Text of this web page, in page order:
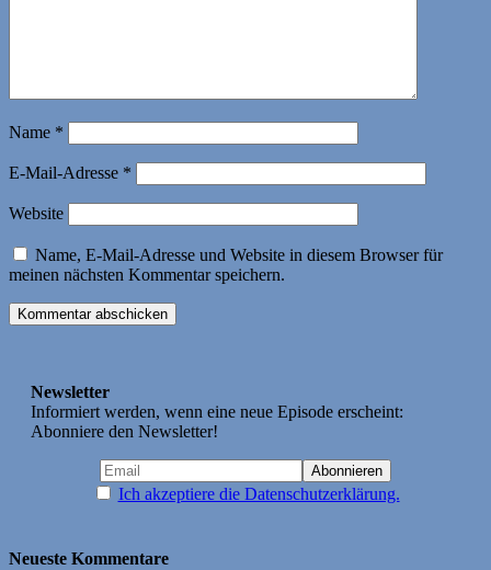
Name *
E-Mail-Adresse *
Website
Name, E-Mail-Adresse und Website in diesem Browser für
meinen nächsten Kommentar speichern.
Newsletter
Informiert werden, wenn eine neue Episode erscheint:
Abonniere den Newsletter!
Ich akzeptiere die Datenschutzerklärung.
Neueste Kommentare